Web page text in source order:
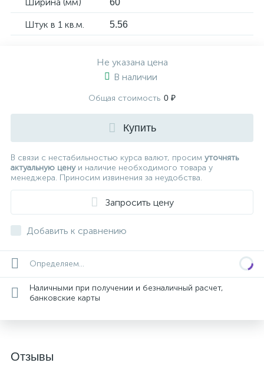
60
Штук в 1 кв.м. 5.56
Не указана цена
В наличии
Общая стоимость 0 ₽
Купить
В связи с нестабильностью курса валют, просим уточнять
актуальную ценуи наличие необходимого товара у
менеджера. Приносим извинения за неудобства.
Запросить цену
Добавить к сравнению
Определяем...
Наличными при получении и безналичный расчет,
банковские карты
Отзывы